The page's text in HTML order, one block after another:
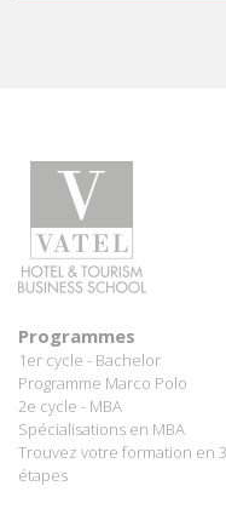
1er cycle - Bachelor
Programme Marco Polo
2e cycle - MBA
Spécialisations en MBA
Trouvez votre formation en 3
étapes